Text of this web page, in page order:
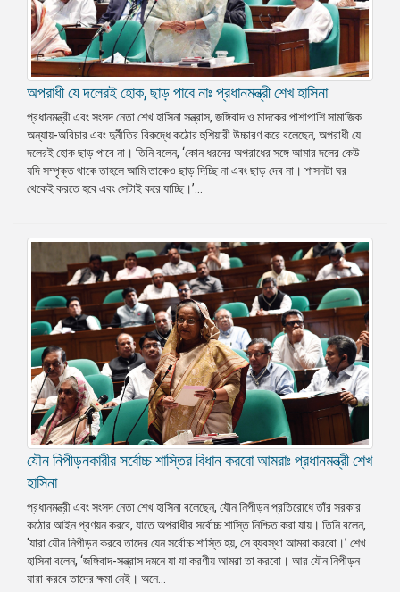
অপরাধী যে দলেরই হোক, ছাড় পাবে নাঃ প্রধানমন্ত্রী শেখ হাসিনা
প্রধানমন্ত্রী এবং সংসদ নেতা শেখ হাসিনা সন্ত্রাস, জঙ্গিবাদ ও মাদকের পাশাপাশি সামাজিক
অন্যায়-অবিচার এবং দুর্নীতির বিরুদ্ধে কঠোর হুশিয়ারী উচ্চারণ করে বলেছেন, অপরাধী যে
দলেরই হোক ছাড় পাবে না। তিনি বলেন, ‘কোন ধরনের অপরাধের সঙ্গে আমার দলের কেউ
যদি সম্পৃক্ত থাকে তাহলে আমি তাকেও ছাড় দিচ্ছি না এবং ছাড় দেব না। শাসনটা ঘর
থেকেই করতে হবে এবং সেটাই করে যাচ্ছি।’...
যৌন নিপীড়নকারীর সর্বোচ্চ শাস্তির বিধান করবো আমরাঃ প্রধানমন্ত্রী শেখ
হাসিনা
প্রধানমন্ত্রী এবং সংসদ নেতা শেখ হাসিনা বলেছেন, যৌন নিপীড়ন প্রতিরোধে তাঁর সরকার
কঠোর আইন প্রণয়ন করবে, যাতে অপরাধীর সর্বোচ্চ শাস্তি নিশ্চিত করা যায়। তিনি বলেন,
‘যারা যৌন নিপীড়ন করবে তাদের যেন সর্বোচ্চ শাস্তি হয়, সে ব্যবস্থা আমরা করবো।’ শেখ
হাসিনা বলেন, ‘জঙ্গিবাদ-সন্ত্রাস দমনে যা যা করণীয় আমরা তা করবো। আর যৌন নিপীড়ন
যারা করবে তাদের ক্ষমা নেই। অনে...